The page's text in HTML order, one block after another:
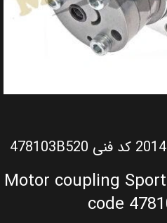
Motor coupling
code